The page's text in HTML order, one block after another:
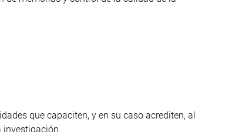
que capaciten, y en su caso acrediten, al
investigación.